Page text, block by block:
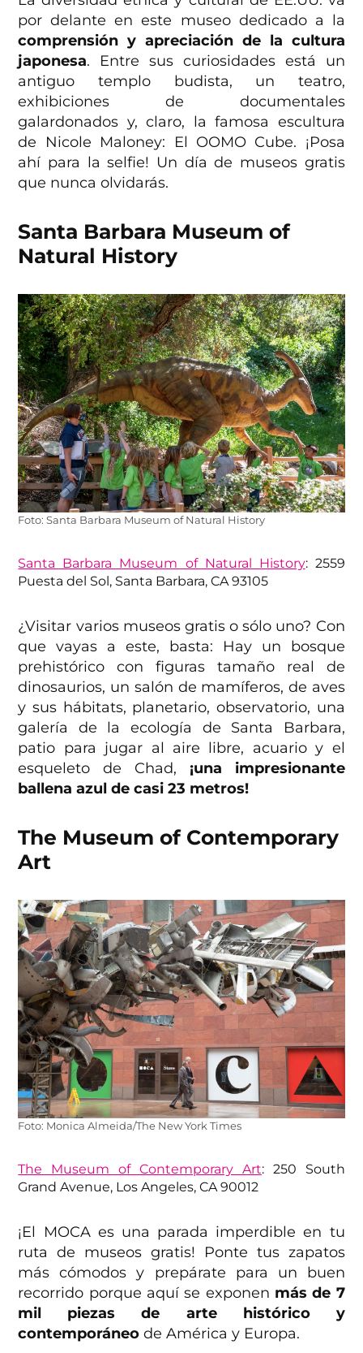
por delante en este museo dedicado a la
comprensión y apreciación de la cultura
japonesa. Entre sus curiosidades está un
antiguo templo budista, un teatro,
exhibiciones de documentales
galardonados y, claro, la famosa escultura
de Nicole Maloney: El OOMO Cube. ¡Posa
ahí para la selfie! Un día de museos gratis
que nunca olvidarás.
Santa Barbara Museum of
Natural History
Foto: Santa Barbara Museum of Natural History
Santa Barbara Museum of Natural History: 2559
Puesta del Sol, Santa Barbara, CA 93105
¿Visitar varios museos gratis o sólo uno? Con
que vayas a este, basta: Hay un bosque
prehistórico con figuras tamaño real de
dinosaurios, un salón de mamíferos, de aves
y sus hábitats, planetario, observatorio, una
galería de la ecología de Santa Barbara,
patio para jugar al aire libre, acuario y el
esqueleto de Chad, ¡una impresionante
ballena azul de casi 23 metros!
The Museum of Contemporary
Art
Foto: Monica Almeida/The New York Times
The Museum of Contemporary Art: 250 South
Grand Avenue, Los Angeles, CA 90012
¡El MOCA es una parada imperdible en tu
ruta de museos gratis! Ponte tus zapatos
más cómodos y prepárate para un buen
recorrido porque aquí se exponen más de 7
mil piezas de arte histórico y
contemporáneo de América y Europa.